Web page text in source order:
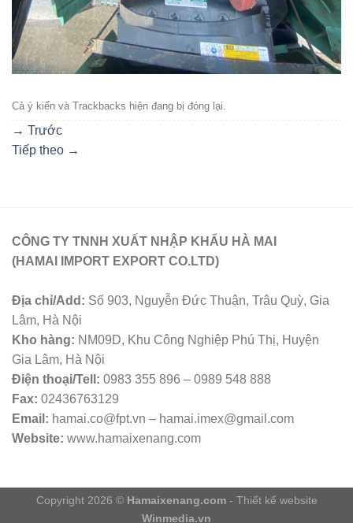
Cả ý kiến ​​và Trackbacks hiện đang bị đóng lại.
→ Trước
Tiếp theo →
CÔNG TY TNNH XUẤT NHẬP KHẨU HÀ MAI
(HAMAI IMPORT EXPORT CO.LTD)
Địa chỉ/Add: Số 903, Nguyễn Đức Thuận, Trâu Quỳ, Gia
Lâm, Hà Nội
Kho hàng: NM09D, Khu Công Nghiệp Phú Thị, Huyện
Gia Lâm, Hà Nội
Điện thoại/Tell: 0983 355 896 – 0989 548 888
Fax: 02436763129
Email: hamai.co@fpt.vn – hamai.imex@gmail.com
Website: www.hamaixenang.com
Copyright 2026 © Hamaixenang.com- Thiết kế website
Winmedia.vn